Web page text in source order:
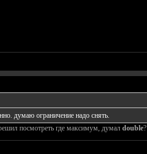
думаю ограничение надо снять.
посмотреть где максимум, думал double?